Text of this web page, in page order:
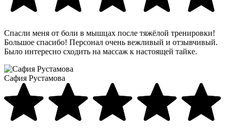
Спасли меня от боли в мышцах после тяжёлой тренировки!
Большое спасибо! Персонал очень вежливый и отзывчивый.
Было интересно сходить на массаж к настоящей тайке.
Сафия Рустамова